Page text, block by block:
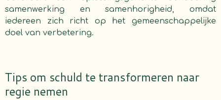
samenwerking en samenhorigheid, omdat
iedereen zich richt op het gemeenschappelijke
doel van verbetering.
Tips om schuld te transformeren naar
regie nemen